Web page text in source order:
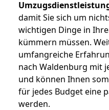
damit Sie sich um
wichtigen Dinge in
kümmern müssen.
umfangreiche
nach Waldenburg mit
und können Ihnen
für jedes Budget eine
werden.